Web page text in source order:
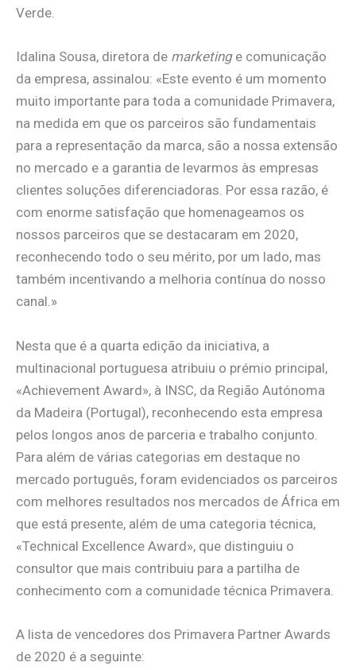
Verde.
Idalina Sousa, diretora de marketinge comunicação
da empresa, assinalou: «Este evento é um momento
muito importante para toda a comunidade Primavera,
na medida em que os parceiros são fundamentais
para a representação da marca, são a nossa extensão
no mercado e a garantia de levarmos às empresas
clientes soluções diferenciadoras. Por essa razão, é
com enorme satisfação que homenageamos os
nossos parceiros que se destacaram em 2020,
reconhecendo todo o seu mérito, por um lado, mas
também incentivando a melhoria contínua do nosso
canal.»
Nesta que é a quarta edição da iniciativa, a
multinacional portuguesa atribuiu o prémio principal,
«Achievement Award», à INSC, da Região Autónoma
da Madeira (Portugal), reconhecendo esta empresa
pelos longos anos de parceria e trabalho conjunto.
Para além de várias categorias em destaque no
mercado português, foram evidenciados os parceiros
com melhores resultados nos mercados de África em
que está presente, além de uma categoria técnica,
«Technical Excellence Award», que distinguiu o
consultor que mais contribuiu para a partilha de
conhecimento com a comunidade técnica Primavera.
A lista de vencedores dos Primavera Partner Awards
de 2020 é a seguinte: